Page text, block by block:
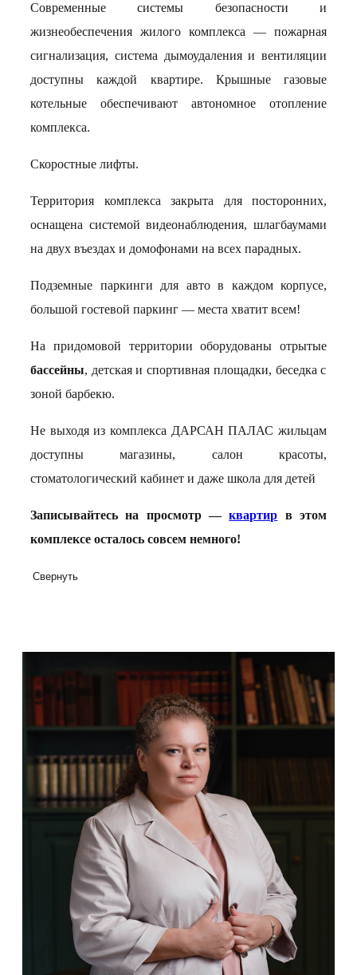
Современные системы безопасности и
жизнеобеспечения жилого комплекса — пожарная
сигнализация, система дымоудаления и вентиляции
доступны каждой квартире. Крышные газовые
котельные обеспечивают автономное отопление
комплекса.
Скоростные лифты.
Территория комплекса закрыта для посторонних,
оснащена системой видеонаблюдения, шлагбаумами
на двух въездах и домофонами на всех парадных.
Подземные паркинги для авто в каждом корпусе,
большой гостевой паркинг — места хватит всем!
На придомовой территории оборудованы отрытые
бассейны, детская и спортивная площадки, беседка с
зоной барбекю.
Не выходя из комплекса ДАРСАН ПАЛАС жильцам
доступны магазины, салон красоты,
стоматологический кабинет и даже школа для детей
Записывайтесь на просмотр —квартир в этом
комплексе осталось совсем немного!
Свернуть